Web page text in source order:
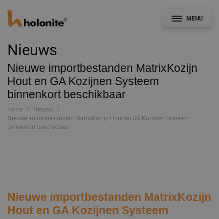
MENU
Algemeen
Gevel & Afbouw
Documentatie
Nieuws
Nieuws
Nieuwe importbestanden MatrixKozijn
Hout en GA Kozijnen Systeem
binnenkort beschikbaar
home
Nieuws
Nieuwe importbestanden MatrixKozijn Hout en GA Kozijnen Systeem
binnenkort beschikbaar
Nieuwe importbestanden MatrixKozijn
Hout en GA Kozijnen Systeem